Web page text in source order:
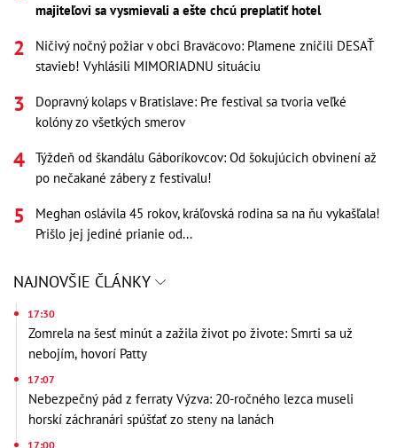
majiteľovi sa vysmievali a ešte chcú preplatiť hotel
Ničivý nočný požiar v obci Braväcovo: Plamene zničili DESAŤ
stavieb! Vyhlásili MIMORIADNU situáciu
Dopravný kolaps v Bratislave: Pre festival sa tvoria veľké
kolóny zo všetkých smerov
Týždeň od škandálu Gáboríkovcov: Od šokujúcich obvinení až
po nečakané zábery z festivalu!
Meghan oslávila 45 rokov, kráľovská rodina sa na ňu vykašľala!
Prišlo jej jediné prianie od...
NAJNOVŠIE ČLÁNKY
17:30
Zomrela na šesť minút a zažila život po živote: Smrti sa už
nebojím, hovorí Patty
17:07
Nebezpečný pád z ferraty Výzva: 20-ročného lezca museli
horskí záchranári spúšťať zo steny na lanách
17:00